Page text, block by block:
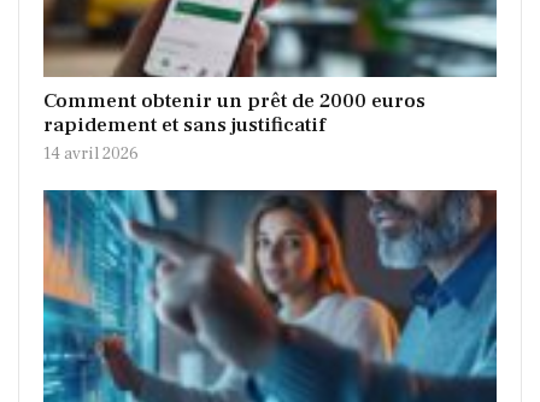
Comment obtenir un prêt de 2000 euros
rapidement et sans justificatif
14 avril 2026